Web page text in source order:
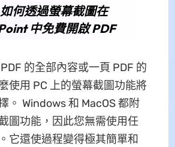
何透過螢幕截圖在
中免費開啟 PDF
的全部內容或一頁 PDF 的
使用 PC 上的螢幕截圖功能將
。 Windows 和 MacOS 都附
圖功能，因此您無需使用任
它還使過程變得極其簡單和